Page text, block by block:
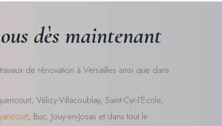
dès maintenant
de rénovation à Versailles ainsi que dans :
Vélizy-Villacoublay, Saint-Cyr-l’École,
, Buc, Jouy-en-Josas et dans tout le